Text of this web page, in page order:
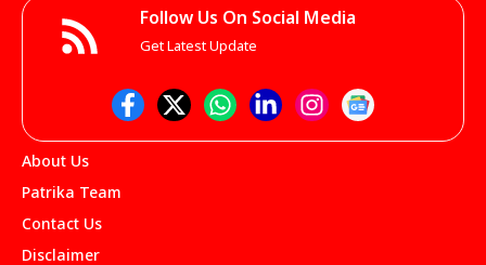
Follow Us On Social Media
Get Latest Update
About Us
Patrika Team
Contact Us
Disclaimer